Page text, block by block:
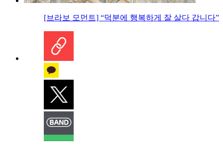
[브라보 모먼트] “덕분에 행복하게 잘 살다 갑니다”